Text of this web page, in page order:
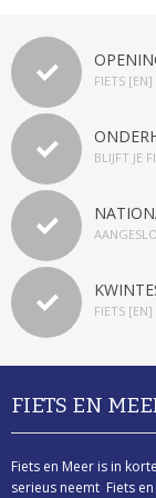
OVERIG
DRIEWIELER
SKELTER
STEP
RACEFIETSEN
RACE
STADSFIETSEN
FIETS
BLIJFT JE
FIETS
FIETS EN
Fiets en Meer is in
serieus neemt Fiets